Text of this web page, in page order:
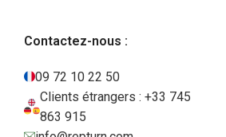
Contactez-nous :
09 72 10 22 50
Clients étrangers : +33 745
863 915